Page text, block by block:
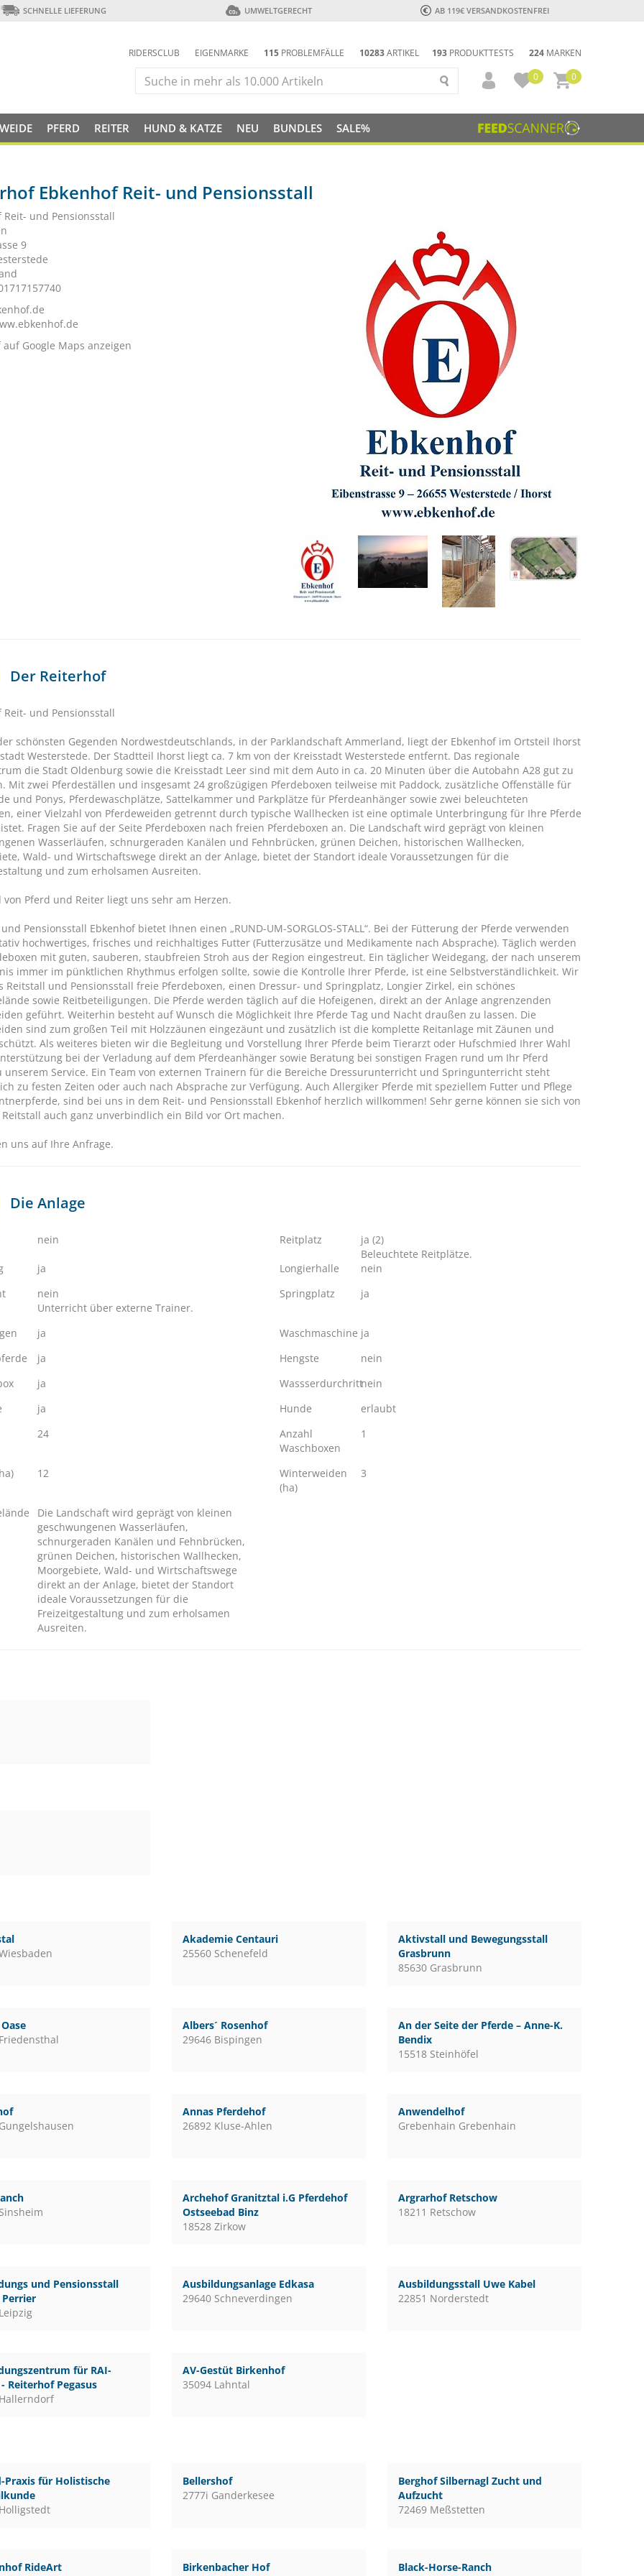
SCHNELLE LIEFERUNG UMWELTGERECHT AB 119€ VERSANDKOSTENFREI
193 PRODUKTTESTS 224 MARKEN
RIDERSCLUB EIGENMARKE 115 PROBLEMFÄLLE 10283ARTIKEL
0
0
PFERD REITER HUND & KATZE NEU BUNDLES SALE%
Ebkenhof Reit- und Pensionsstall
Reit- und Pensionsstall
9
auf Google Maps anzeigen
Der Reiterhof
Reit- und Pensionsstall
schönsten Gegenden Nordwestdeutschlands, in der Parklandschaft Ammerland, liegt der Ebkenhof im Ortsteil Ihorst
Westerstede. Der Stadtteil Ihorst liegt ca. 7 km von der Kreisstadt Westerstede entfernt. Das regionale
die Stadt Oldenburg sowie die Kreisstadt Leer sind mit dem Auto in ca. 20 Minuten über die Autobahn A28 gut zu
Mit zwei Pferdeställen und insgesamt 24 großzügigen Pferdeboxen teilweise mit Paddock, zusätzliche Offenställe für
und Ponys, Pferdewaschplätze, Sattelkammer und Parkplätze für Pferdeanhänger sowie zwei beleuchteten
einer Vielzahl von Pferdeweiden getrennt durch typische Wallhecken ist eine optimale Unterbringung für Ihre Pferde
Fragen Sie auf der Seite Pferdeboxen nach freien Pferdeboxen an. Die Landschaft wird geprägt von kleinen
Wasserläufen, schnurgeraden Kanälen und Fehnbrücken, grünen Deichen, historischen Wallhecken,
Wald- und Wirtschaftswege direkt an der Anlage, bietet der Standort ideale Voraussetzungen für die
und zum erholsamen Ausreiten.
von Pferd und Reiter liegt uns sehr am Herzen.
Pensionsstall Ebkenhof bietet Ihnen einen „RUND-UM-SORGLOS-STALL“. Bei der Fütterung der Pferde verwenden
hochwertiges, frisches und reichhaltiges Futter (Futterzusätze und Medikamente nach Absprache). Täglich werden
mit guten, sauberen, staubfreien Stroh aus der Region eingestreut. Ein täglicher Weidegang, der nach unserem
immer im pünktlichen Rhythmus erfolgen sollte, sowie die Kontrolle Ihrer Pferde, ist eine Selbstverständlichkeit. Wir
Reitstall und Pensionsstall freie Pferdeboxen, einen Dressur- und Springplatz, Longier Zirkel, ein schönes
sowie Reitbeteiligungen. Die Pferde werden täglich auf die Hofeigenen, direkt an der Anlage angrenzenden
geführt. Weiterhin besteht auf Wunsch die Möglichkeit Ihre Pferde Tag und Nacht draußen zu lassen. Die
sind zum großen Teil mit Holzzäunen eingezäunt und zusätzlich ist die komplette Reitanlage mit Zäunen und
Als weiteres bieten wir die Begleitung und Vorstellung Ihrer Pferde beim Tierarzt oder Hufschmied Ihrer Wahl
bei der Verladung auf dem Pferdeanhänger sowie Beratung bei sonstigen Fragen rund um Ihr Pferd
unserem Service. Ein Team von externen Trainern für die Bereiche Dressurunterricht und Springunterricht steht
zu festen Zeiten oder auch nach Absprache zur Verfügung. Auch Allergiker Pferde mit speziellem Futter und Pflege
sind bei uns in dem Reit- und Pensionsstall Ebkenhof herzlich willkommen! Sehr gerne können sie sich von
auch ganz unverbindlich ein Bild vor Ort machen.
uns auf Ihre Anfrage.
Die Anlage
nein Reitplatz
ja (2)
Beleuchtete Reitplätze.
ja Longierhalle
nein
nein
Unterricht über externe Trainer.
Springplatz ja
ja Waschmaschine ja
ja Hengste
nein
ja Wassserdurchrittnein
ja Hunde
erlaubt
24
Anzahl
Waschboxen
1
12
Winterweiden
(ha)
3
Die Landschaft wird geprägt von kleinen
geschwungenen Wasserläufen,
schnurgeraden Kanälen und Fehnbrücken,
grünen Deichen, historischen Wallhecken,
Moorgebiete, Wald- und Wirtschaftswege
direkt an der Anlage, bietet der Standort
ideale Voraussetzungen für die
Freizeitgestaltung und zum erholsamen
Ausreiten.
Akademie Centauri
25560 Schenefeld
Aktivstall und Bewegungsstall
Grasbrunn
85630 Grasbrunn
Albers´ Rosenhof
29646 Bispingen
An der Seite der Pferde – Anne-K.
Bendix
15518 Steinhöfel
Annas Pferdehof
26892 Kluse-Ahlen
Anwendelhof
Grebenhain Grebenhain
Archehof Granitztal i.G Pferdehof
Ostseebad Binz
18528 Zirkow
Argrarhof Retschow
18211 Retschow
und Pensionsstall
Ausbildungsanlage Edkasa
29640 Schneverdingen
Ausbildungsstall Uwe Kabel
22851 Norderstedt
für RAI-
Reiterhof Pegasus
AV-Gestüt Birkenhof
35094 Lahntal
Praxis für Holistische
Bellershof
2777i Ganderkesee
Berghof Silbernagl Zucht und
Aufzucht
72469 Meßstetten
RideArt
Birkenbacher Hof
Black-Horse-Ranch